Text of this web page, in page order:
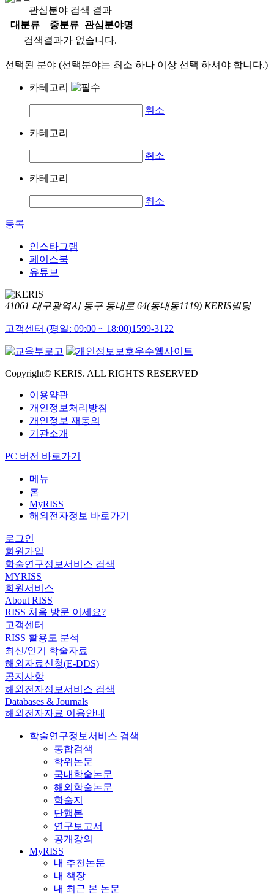
관심분야 검색 결과
대분류
중분류
관심분야명
검색결과가 없습니다.
선택된 분야 (선택분야는 최소 하나 이상 선택 하셔야 합니다.)
카테고리
취소
카테고리
취소
카테고리
취소
등록
인스타그램
페이스북
유튜브
41061 대구광역시 동구 동내로 64(동내동1119) KERIS빌딩
고객센터 (평일: 09:00 ~ 18:00)1599-3122
Copyright© KERIS. ALL RIGHTS RESERVED
이용약관
개인정보처리방침
개인정보 재동의
기관소개
PC 버전 바로가기
메뉴
홈
MyRISS
해외전자정보 바로가기
로그인
회원가입
학술연구정보서비스 검색
MYRISS
회원서비스
About RISS
RISS 처음 방문 이세요?
고객센터
RISS 활용도 분석
최신/인기 학술자료
해외자료신청(E-DDS)
공지사항
해외전자정보서비스 검색
Databases & Journals
해외전자자료 이용안내
학술연구정보서비스 검색
통합검색
학위논문
국내학술논문
해외학술논문
학술지
단행본
연구보고서
공개강의
MyRISS
내 추천논문
내 책장
내 최근 본 논문